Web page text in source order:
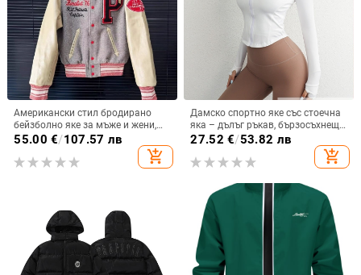
Американски стил бродирано
бейзболно яке за мъже и жени,
пролетно-есенно, стилно и
универсално ежедневно връхно
облекло
55.00 €/107.57 лв
add_shopping_cart
Дамско спортно яке със стоечна
яка – дълъг ръкав, бързосъхнещ,
прилягащ силует, с цип
27.52 €/53.82 лв
add_shopping_cart